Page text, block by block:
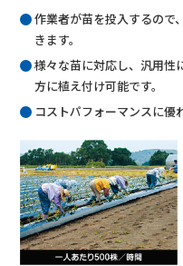
作業者が苗を投入するので
きます。
様々な苗に対応し、汎用性
方に植え付け可能です。
コストパフォーマンスに優